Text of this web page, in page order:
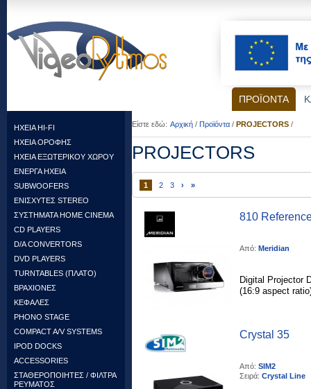
ΠΡΟΪΟΝΤΑ
HXEIA HI-FI
ΗΧΕΙΑ ΟΡΟΦΗΣ
HXEIA ΕΞΩΤΕΡΙΚΟΥ ΧΩΡΟΥ
ENEΡΓΑ ΗΧΕΙΑ
SUBWOOFERS
ΕΝΙΣΧΥΤΕΣ STEREO
ΣΥΣΤΗΜΑΤΑ HOME CINEMA
CD PLAYERS
D/A CONVERTORS
DVD PLAYERS
TURNTABLES (ΠΛΑΤΟ)
ΒΡΑΧΙΟΝΕΣ
ΚΕΦΑΛΕΣ
PHONO STAGE
COMPACT A/V SYSTEMS
IPOD DOCKS
ACCESSORIES
ΣΤΑΘΕΡΟΠΟΙΗΤΕΣ / ΦΙΛΤΡΑ
ΡΕΥΜΑΤΟΣ
Είστε εδώ: Αρχική / Προϊόντα / PROJECTORS /
PROJECTORS
1 2 3 › »
810
Από: Meridian
Digital Projector
(16:9 aspect
Crystal 35
Από: SIM2
Σειρά: Crystal Line